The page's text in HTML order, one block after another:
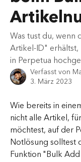
Was tust du, wenn
Artikel-ID"
in Perpetua
Verfasst von
3. März 2023
Wie bereits in
nicht alle Artikel,
möchtest, auf der
Notlösung solltest
Funktion "Bulk